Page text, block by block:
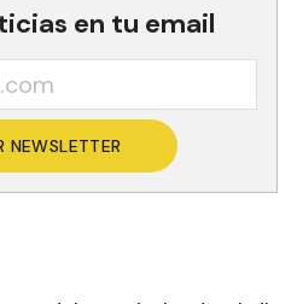
en tu email
NEWSLETTER